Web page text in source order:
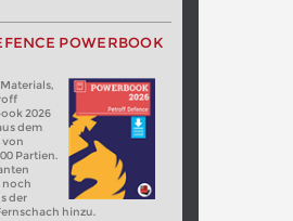
POWERBOOK
2026
dem
von
Partien.
noch
der
hinzu.